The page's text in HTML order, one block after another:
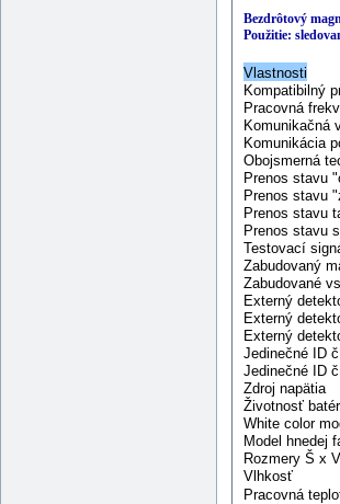
Bezdrôtový
Použitie:
Vlastnosti
Kompatibilný
Pracovná
Komunikačná
Komunikácia
Obojsmerná
Prenos stavu
Prenos stavu
Prenos stavu
Prenos stavu
Testovací
Zabudovaný
Zabudované
Externý
Externý
Externý
Jedinečné ID
Jedinečné ID
Zdroj napätia
Životnosť
White color
Model hnedej
Rozmery Š x
Vlhkosť
Pracovná